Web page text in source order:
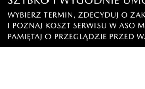
"zgłoś nadużycie".
Imię / Podpis